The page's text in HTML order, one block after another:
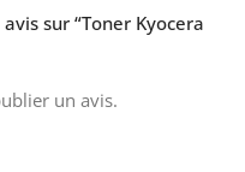
sur “Toner Kyocera
un avis.